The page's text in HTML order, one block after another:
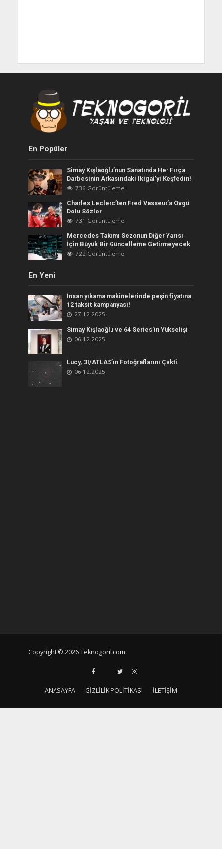
En Popüler
Simay Kışlaoğlu’nun Sanatında Her Fırça
Darbesinin Arkasındaki Ikigai’yi Keşfedin!
736 Görüntüleme
Charles Leclerc’ten Fred Vasseur’a Övgü
Dolu Sözler
731 Görüntüleme
Mercedes Takımı Sezonun Diğer Yarısı
İçin Büyük Bir Güncelleme Getirmeyecek
722 Görüntüleme
En Yeni
İnsan yıkama makinelerinde peşin fiyatına
12 taksit kampanyası!
27.12.2025
Simay Kışlaoğlu ve 64 Series’in Yükselişi
06.12.2025
Lucy, 3I/ATLAS’ın Fotoğraflarını Çekti
06.12.2025
Copyright © 2026 Teknogoril.com.
ANASAYFA GIZLILIK POLITIKASI İLETIŞIM